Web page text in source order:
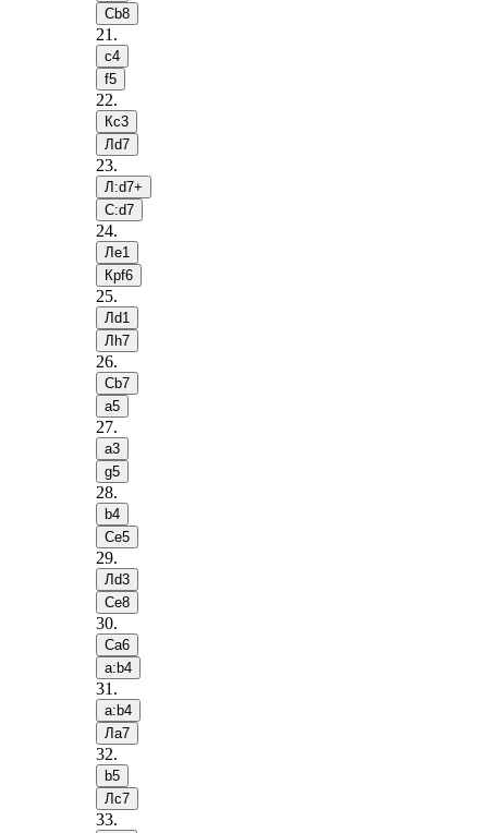
Сb8
21 .
c4
f5
22.
Кc3
Лd7
23.
Л:d7+
С:d7
24.
Лe1
Крf6
25.
Лd1
Лh7
26.
Сb7
a5
27.
a3
g5
28.
b4
Сe5
29.
Лd3
Сe8
30.
Сa6
a:b4
31 .
a:b4
Лa7
32.
b5
Лc7
33.